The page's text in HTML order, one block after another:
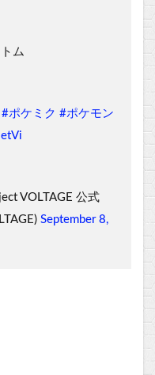
ム
#ポケミク #ポケモン
VOLTAGE 公式
September 8,